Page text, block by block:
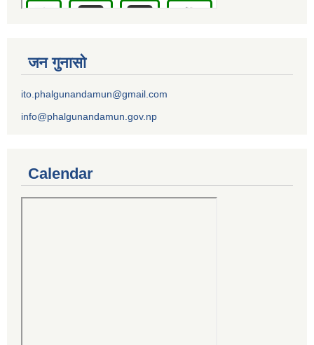
जन गुनासो
ito.phalgunandamun@gmail.com
info@phalgunandamun.gov.np
Calendar